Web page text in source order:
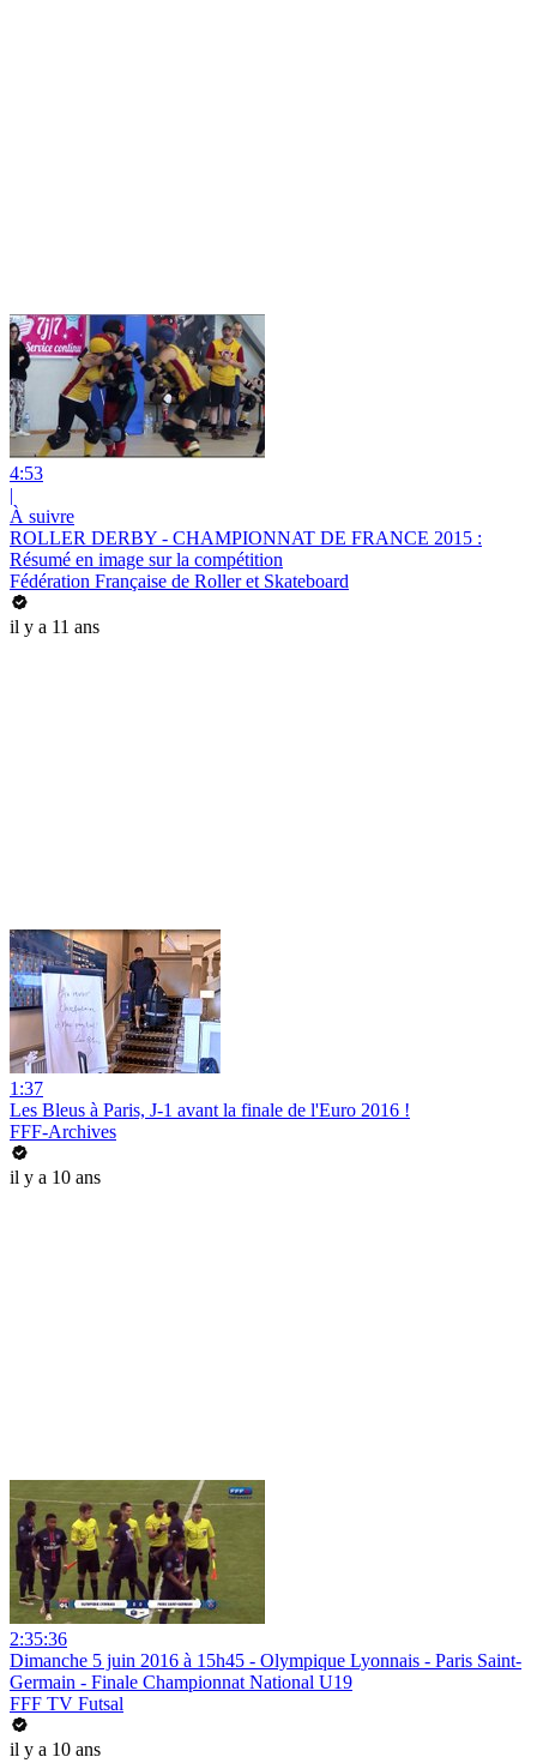
4:53
|
À suivre
ROLLER DERBY - CHAMPIONNAT DE FRANCE 2015 :
Résumé en image sur la compétition
Fédération Française de Roller et Skateboard
il y a 11 ans
1:37
Les Bleus à Paris, J-1 avant la finale de l'Euro 2016 !
FFF-Archives
il y a 10 ans
2:35:36
Dimanche 5 juin 2016 à 15h45 - Olympique Lyonnais - Paris Saint-
Germain - Finale Championnat National U19
FFF TV Futsal
il y a 10 ans